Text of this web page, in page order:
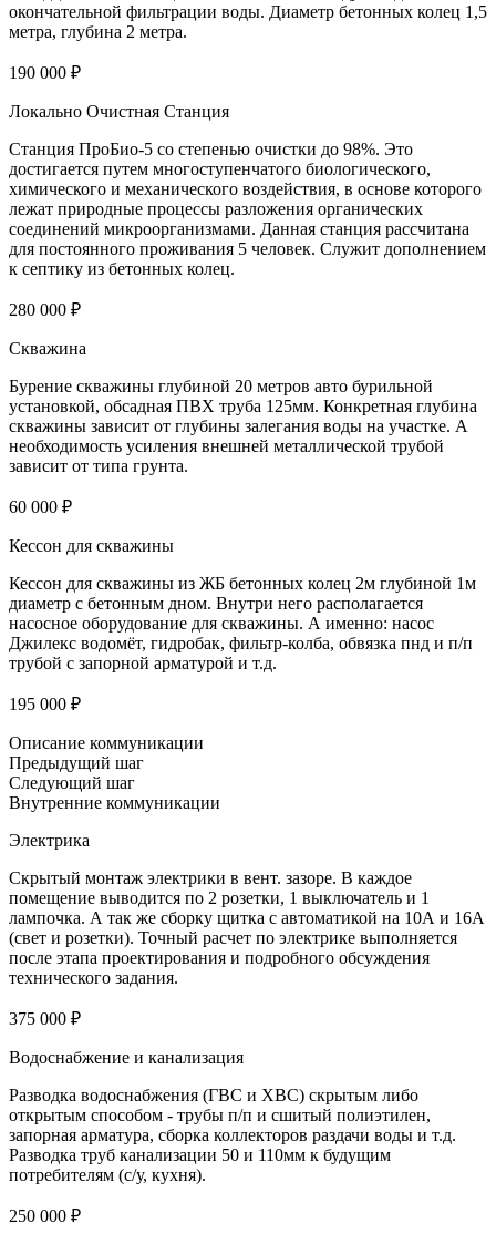
окончательной фильтрации воды. Диаметр бетонных колец 1,5
метра, глубина 2 метра.
190 000 ₽
Локально Очистная Станция
Станция ПроБио-5 со степенью очистки до 98%. Это
достигается путем многоступенчатого биологического,
химического и механического воздействия, в основе которого
лежат природные процессы разложения органических
соединений микроорганизмами. Данная станция рассчитана
для постоянного проживания 5 человек. Служит дополнением
к септику из бетонных колец.
280 000 ₽
Скважина
Бурение скважины глубиной 20 метров авто бурильной
установкой, обсадная ПВХ труба 125мм. Конкретная глубина
скважины зависит от глубины залегания воды на участке. А
необходимость усиления внешней металлической трубой
зависит от типа грунта.
60 000 ₽
Кессон для скважины
Кессон для скважины из ЖБ бетонных колец 2м глубиной 1м
диаметр с бетонным дном. Внутри него располагается
насосное оборудование для скважины. А именно: насос
Джилекс водомёт, гидробак, фильтр-колба, обвязка пнд и п/п
трубой с запорной арматурой и т.д.
195 000 ₽
Описание коммуникации
Предыдущий шаг
Следующий шаг
Внутренние коммуникации
Электрика
Скрытый монтаж электрики в вент. зазоре. В каждое
помещение выводится по 2 розетки, 1 выключатель и 1
лампочка. А так же сборку щитка с автоматикой на 10А и 16А
(свет и розетки). Точный расчет по электрике выполняется
после этапа проектирования и подробного обсуждения
технического задания.
375 000 ₽
Водоснабжение и канализация
Разводка водоснабжения (ГВС и ХВС) скрытым либо
открытым способом - трубы п/п и сшитый полиэтилен,
запорная арматура, сборка коллекторов раздачи воды и т.д.
Разводка труб канализации 50 и 110мм к будущим
потребителям (с/у, кухня).
250 000 ₽